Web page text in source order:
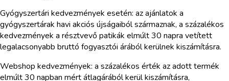
Gyógyszertári kedvezmények esetén: az ajánlatok a
gyógyszertárak havi akciós újságaiból származnak, a százalékos
kedvezmények a résztvevő patikák elmúlt 30 napra vetített
legalacsonyabb bruttó fogyasztói árából kerülnek kiszámításra.
Webshop kedvezmények: a százalékos érték az adott termék
elmúlt 30 napban mért átlagárából kerül kiszámításra,